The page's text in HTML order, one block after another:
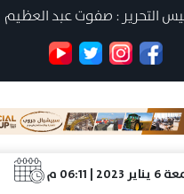
التحرير : صفوت عبد العظيم
2023 | 06:11 م